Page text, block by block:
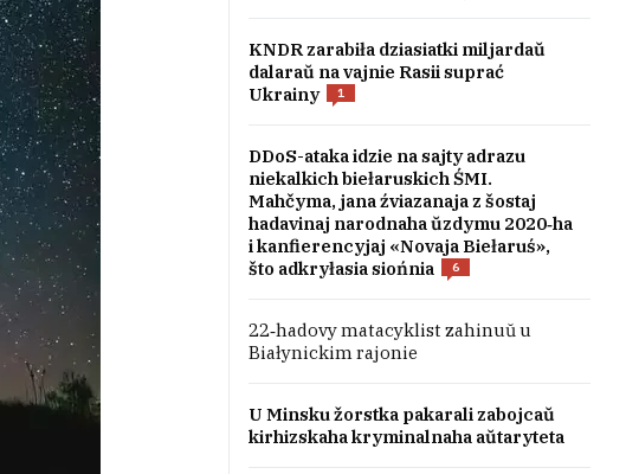
KNDR zarabiła dziasiatki miljardaŭ
dalaraŭ na vajnie Rasii suprać
Ukrainy
1
DDoS-ataka idzie na sajty adrazu
niekalkich biełaruskich ŚMI.
Mahčyma, jana źviazanaja z šostaj
hadavinaj narodnaha ŭzdymu 2020‑ha
i kanfierencyjaj «Novaja Biełaruś»,
što adkryłasia siońnia
6
22‑hadovy matacyklist zahinuŭ u
Białynickim rajonie
U Minsku žorstka pakarali zabojcaŭ
kirhizskaha kryminalnaha aŭtaryteta